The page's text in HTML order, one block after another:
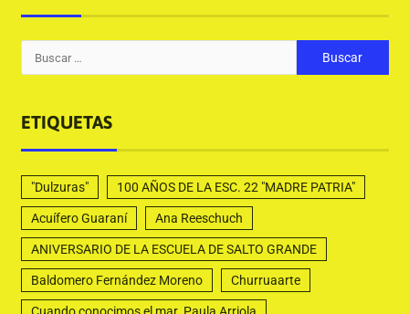
ETIQUETAS
"Dulzuras" 100 AÑOS DE LA ESC. 22 "MADRE PATRIA"
Acuífero Guaraní Ana Reeschuch
ANIVERSARIO DE LA ESCUELA DE SALTO GRANDE
Baldomero Fernández Moreno Churruaarte